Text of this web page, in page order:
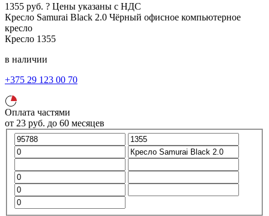
1355 руб. ? Цены указаны с НДС
Кресло Samurai Black 2.0 Чёрный офисное компьютерное
кресло
Кресло 1355
в наличии
+375 29 123 00 70
Оплата частями
от 23 руб. до 60 месяцев